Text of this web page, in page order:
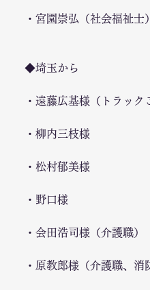
・宮園崇弘（社会福祉士）
◆埼玉から
・遠藤広基様（トラック
・柳内三枝様
・松村郁美様
・野口様
・会田浩司様（介護職）
・原教郎様（介護職、消